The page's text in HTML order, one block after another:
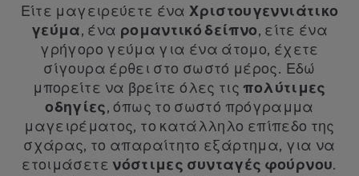
Είτε μαγειρεύετε έναΧριστουγεννιάτικο
γεύμα, ένα ρομαντικό δείπνο, είτε ένα
γρήγορο γεύμα για ένα άτομο, έχετε
σίγουρα έρθει στο σωστό μέρος. Εδώ
μπορείτε να βρείτε όλες τιςπολύτιμες
οδηγίες, όπως το σωστό πρόγραμμα
μαγειρέματος, το κατάλληλο επίπεδο της
σχάρας, το απαραίτητο εξάρτημα, για να
ετοιμάσετενόστιμες συνταγές φούρνου.